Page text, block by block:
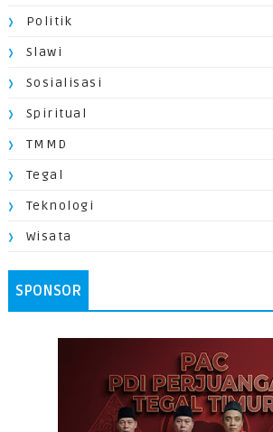
Politik
Slawi
Sosialisasi
Spiritual
TMMD
Tegal
Teknologi
Wisata
SPONSOR